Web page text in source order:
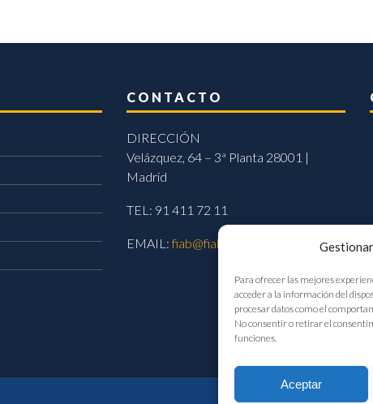
Para ofrecer las mejores
acceder a la información del
procesar datos como el
No consentir o retirar el
funciones.
Aceptar
CONTACTO
DIRECCIÓN
Velázquez, 64 – 3ª Planta 28001 |
Madrid
TEL: 91 411 72 11
EMAIL:fiab@fiab.es